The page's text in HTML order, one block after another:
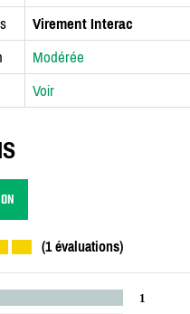
Virement Interac
Modérée
Voir
(1 évaluations)
1